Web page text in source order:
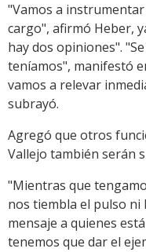
"Vamos a
cargo", afirmó Heber,
hay dos opiniones".
teníamos", manifestó
vamos a relevar
subrayó.
Agregó que otros
Vallejo también serán
"Mientras que
nos tiembla el pulso ni
mensaje a quienes
tenemos que dar el